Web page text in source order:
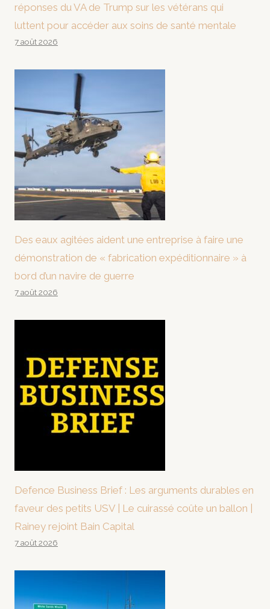
réponses du VA de Trump sur les vétérans qui
luttent pour accéder aux soins de santé mentale
7 août 2026
Des eaux agitées aident une entreprise à faire une
démonstration de « fabrication expéditionnaire » à
bord d’un navire de guerre
7 août 2026
Defence Business Brief : Les arguments durables en
faveur des petits USV | Le cuirassé coûte un ballon |
Rainey rejoint Bain Capital
7 août 2026